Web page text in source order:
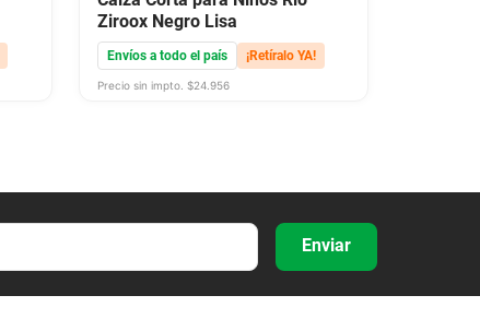
Ziroox Negro Lisa
Envíos a todo el país ¡Retíralo YA!
Precio sin impto. $24.956
Enviar